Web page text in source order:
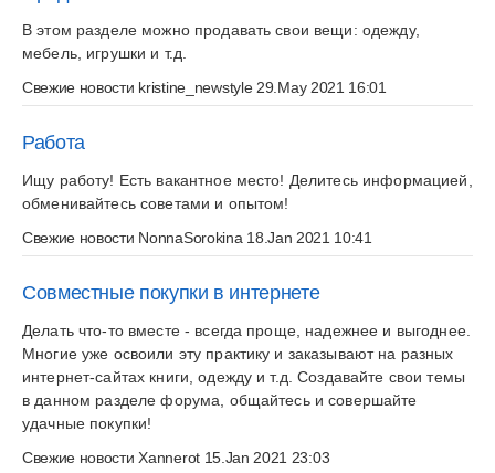
В этом разделе можно продавать свои вещи: одежду,
мебель, игрушки и т.д.
Свежие новости kristine_newstyle29.May 2021 16:01
Работа
Ищу работу! Есть вакантное место! Делитесь информацией,
обменивайтесь советами и опытом!
Свежие новости NonnaSorokina 18.Jan 2021 10:41
Совместные покупки в интернете
Делать что-то вместе - всегда проще, надежнее и выгоднее.
Многие уже освоили эту практику и заказывают на разных
интернет-сайтах книги, одежду и т.д. Создавайте свои темы
в данном разделе форума, общайтесь и совершайте
удачные покупки!
Свежие новостиXannerot15.Jan 2021 23:03